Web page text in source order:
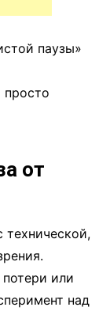
паузы»
от
технической,
или
над